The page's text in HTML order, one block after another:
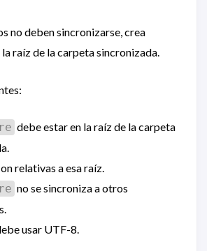
no deben sincronizarse, crea
la raíz de la carpeta sincronizada.
debe estar en la raíz de la carpeta
relativas a esa raíz.
no se sincroniza a otros
usar UTF-8.